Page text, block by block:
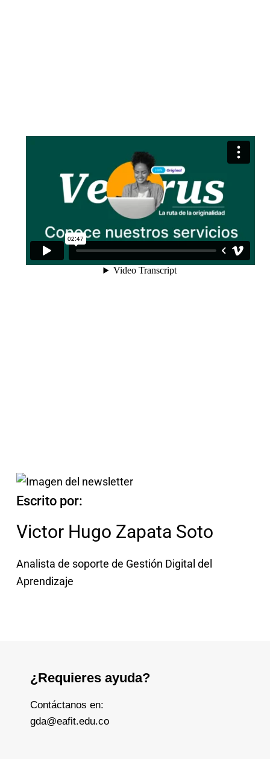
Escrito por:
Victor Hugo Zapata Soto
Analista de soporte de Gestión Digital del
Aprendizaje
¿Requieres ayuda?
Contáctanos en:
gda@eafit.edu.co